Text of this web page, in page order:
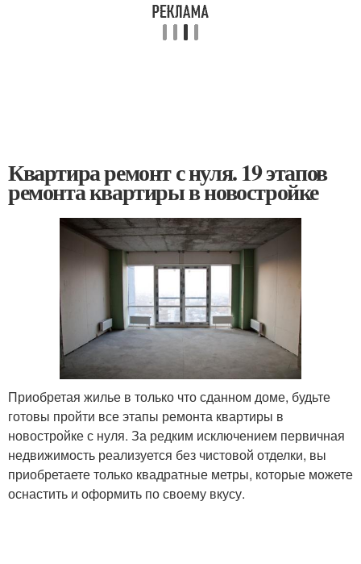
Квартира ремонт с нуля. 19 этапов
ремонта квартиры в новостройке
Приобретая жилье в только что сданном доме, будьте
готовы пройти все этапы ремонта квартиры в
новостройке с нуля. За редким исключением первичная
недвижимость реализуется без чистовой отделки, вы
приобретаете только квадратные метры, которые можете
оснастить и оформить по своему вкусу.